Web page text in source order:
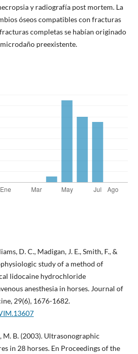
y radiografía post mortem. La
óseos compatibles con fracturas
completas se habían originado
preexistente.
D. C., Madigan, J. E., Smith, F., &
study of a method of
lidocaine hydrochloride
anesthesia in horses. Journal of
29(6), 1676-1682.
B. (2003). Ultrasonographic
in 28 horses. En Proceedings of the